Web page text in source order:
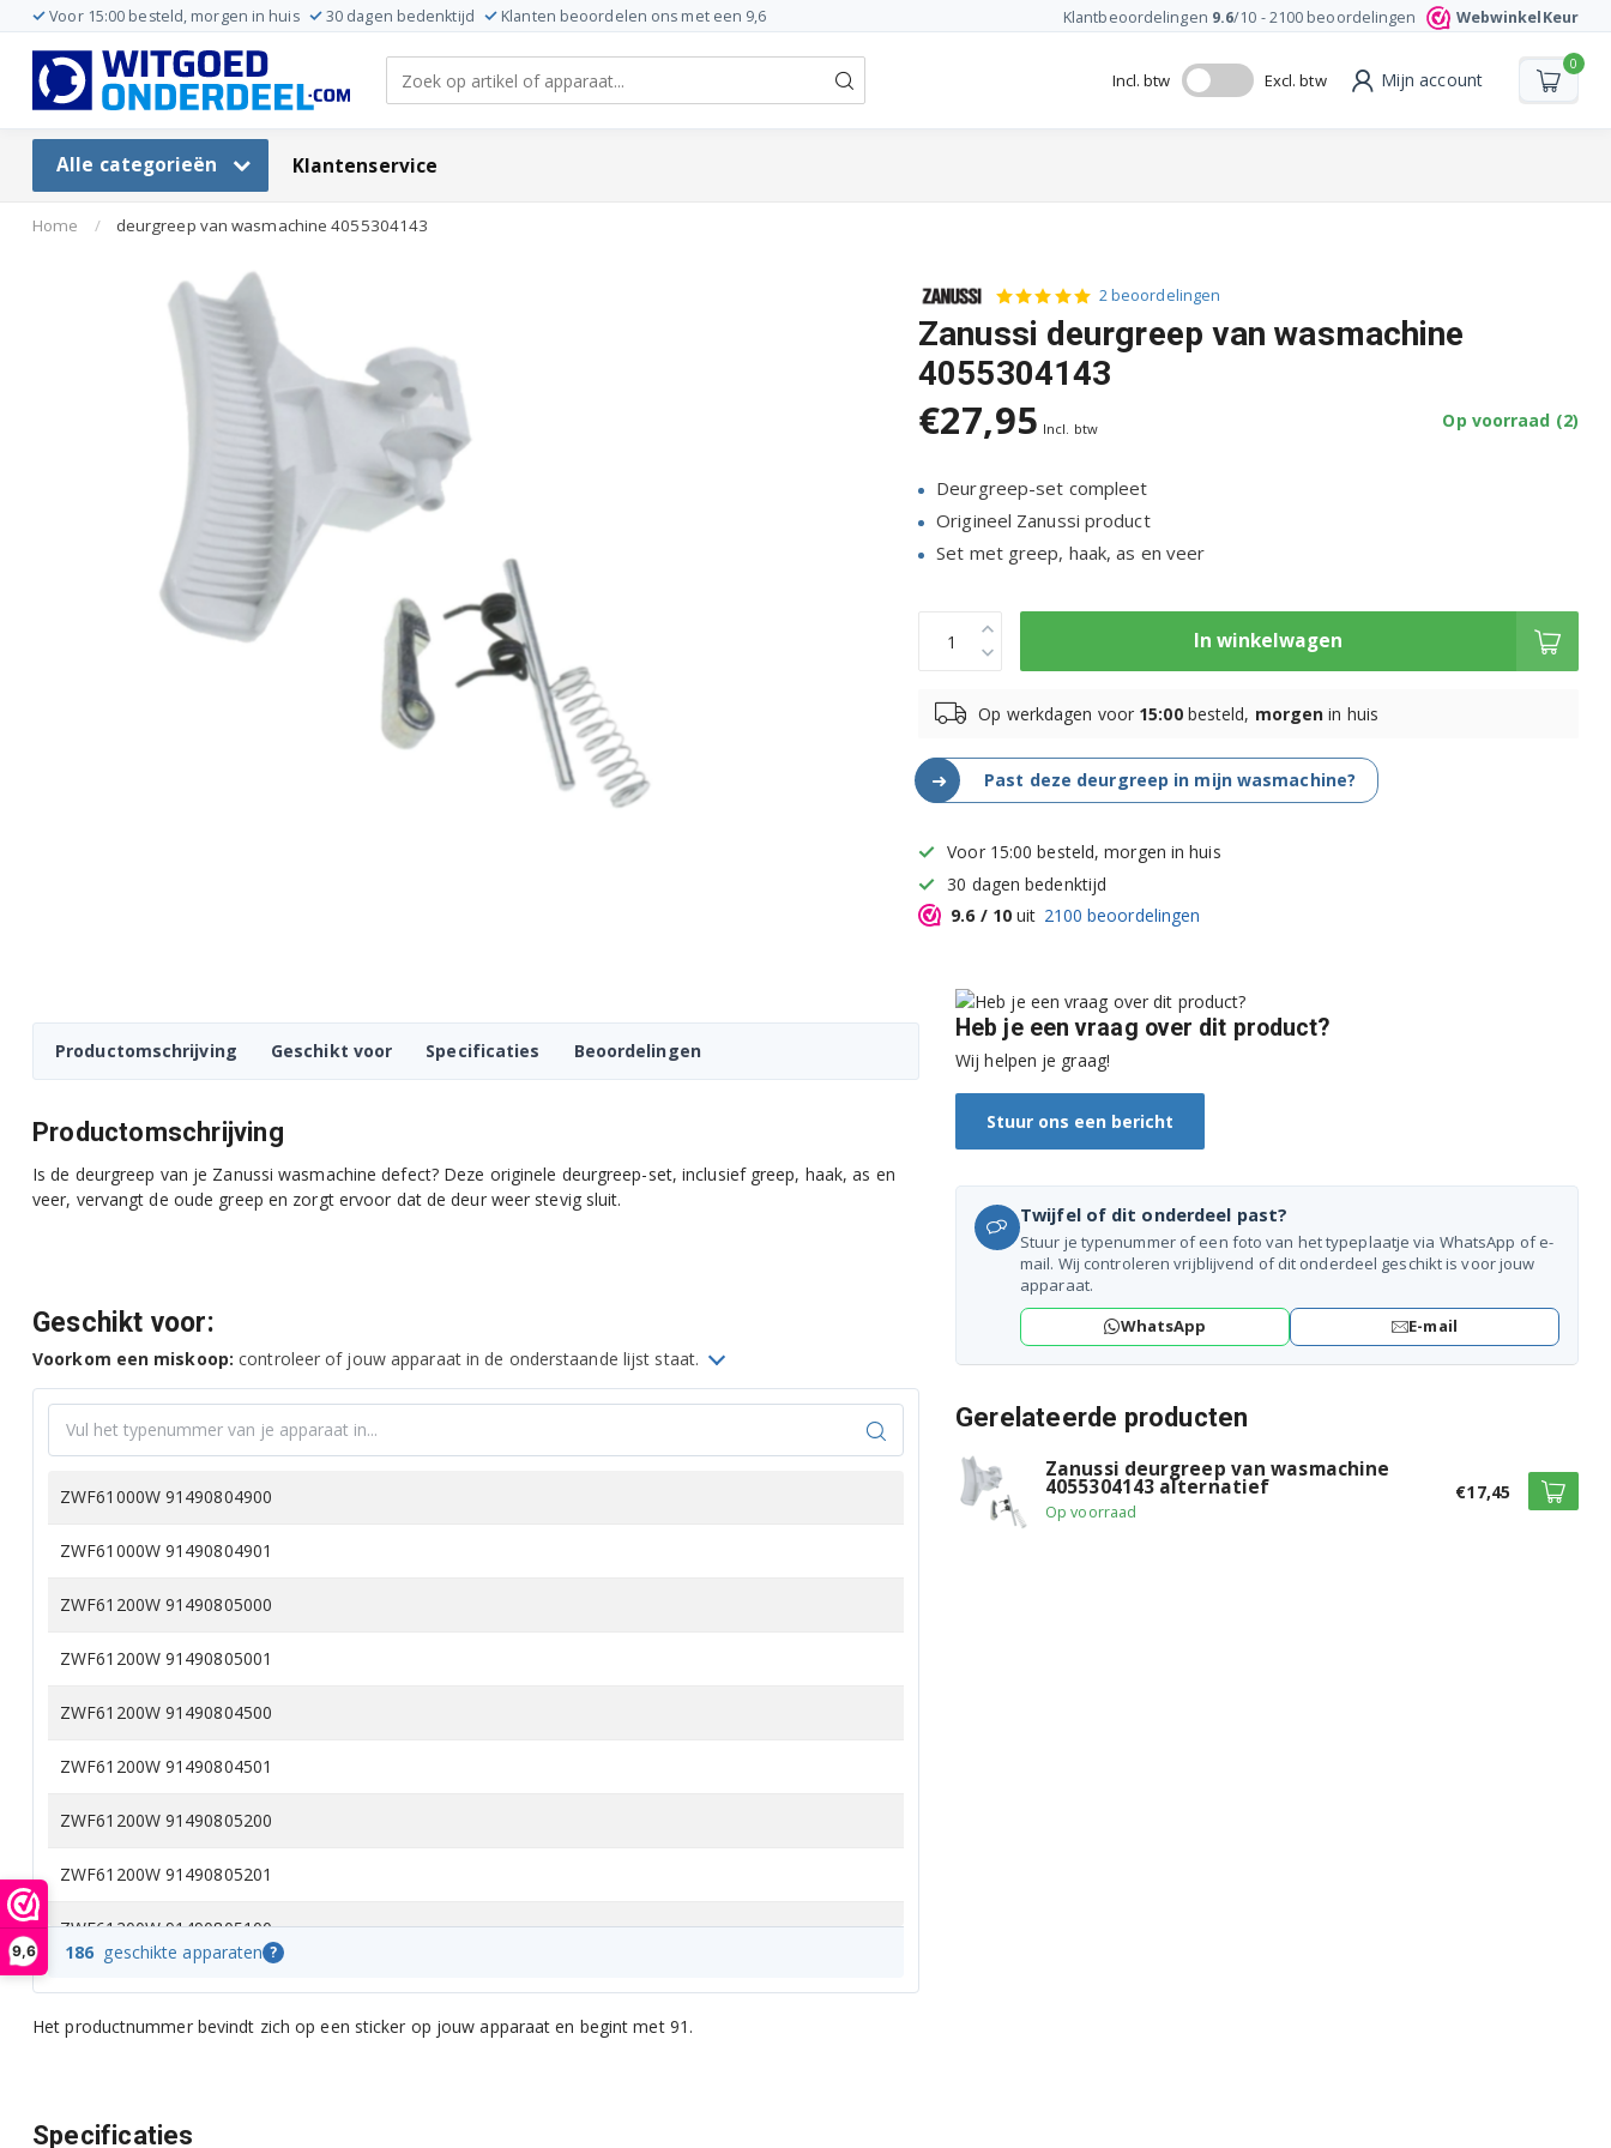
9,6
Voor 15:00 besteld, morgen in huis 30 dagen bedenktijd Klanten beoordelen ons met een 9,6 Klantbeoordelingen 9.6/10 -2100 beoordelingen WebwinkelKeur
Incl. btw Excl. btw Mijn account
0
Alle categorieën Klantenservice
Home / deurgreep van wasmachine 4055304143
2 beoordelingen
Zanussi deurgreep van wasmachine
4055304143
€27,95 Incl. btw Op voorraad (2)
Deurgreep-set compleet
Origineel Zanussi product
Set met greep, haak, as en veer
In winkelwagen
Op werkdagen voor 15:00besteld, morgen in huis
➜ Past deze deurgreep in mijn wasmachine?
Voor 15:00 besteld, morgen in huis
30 dagen bedenktijd
9.6 / 10 uit 2100 beoordelingen
Productomschrijving Geschikt voor Specificaties Beoordelingen
Productomschrijving
Is de deurgreep van je Zanussi wasmachine defect? Deze originele deurgreep-set, inclusief greep, haak, as en
veer, vervangt de oude greep en zorgt ervoor dat de deur weer stevig sluit.
Geschikt voor:
Voorkom een miskoop: controleer of jouw apparaat in de onderstaande lijst staat.
ZWF61000W 91490804900
ZWF61000W 91490804901
ZWF61200W 91490805000
ZWF61200W 91490805001
ZWF61200W 91490804500
ZWF61200W 91490804501
ZWF61200W 91490805200
ZWF61200W 91490805201
ZWF61200W 91490805100
ZWF61203W 91490823700
186 geschikte apparaten ?
Het productnummer bevindt zich op een sticker op jouw apparaat en begint met 91.
Specificaties
Heb je een vraag over dit product?
Wij helpen je graag!
Stuur ons een bericht
Twijfel of dit onderdeel past?
Stuur je typenummer of een foto van het typeplaatje via WhatsApp of e-
mail. Wij controleren vrijblijvend of dit onderdeel geschikt is voor jouw
apparaat.
WhatsApp
E-mail
Gerelateerde producten
Zanussi deurgreep van wasmachine
4055304143 alternatief
Op voorraad
€17,45